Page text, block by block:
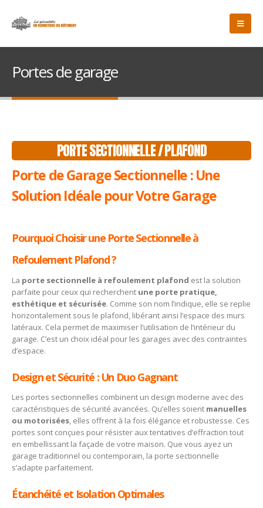
Portes de garage
PORTE SECTIONNELLE / PLAFOND
Porte de Garage Sectionnelle : Une
Solution Idéale pour Votre Garage
Pourquoi Choisir une Porte Sectionnelle à
Refoulement Plafond ?
La porte sectionnelle à refoulement plafond est la solution
parfaite pour ceux qui recherchent une porte pratique,
esthétique et sécurisée. Comme son nom l’indique, elle se replie
horizontalement sous le plafond, libérant ainsi l’espace des murs
latéraux. Cela permet de maximiser l’utilisation de l’intérieur du
garage. C’est un choix idéal pour les garages avec des contraintes
d’espace.
Design et Sécurité : Un Duo Gagnant
Les portes sectionnelles combinent un design moderne avec des
caractéristiques de sécurité avancées. Qu’elles soient manuelles
ou motorisées, elles offrent à la fois élégance et robustesse. Ces
portes sont conçues pour résister aux tentatives d’effraction tout
en embellissant la façade de votre maison. Que vous ayez un
garage traditionnel ou contemporain, la porte sectionnelle
s’adapte parfaitement.
Étanchéité et Isolation Optimales